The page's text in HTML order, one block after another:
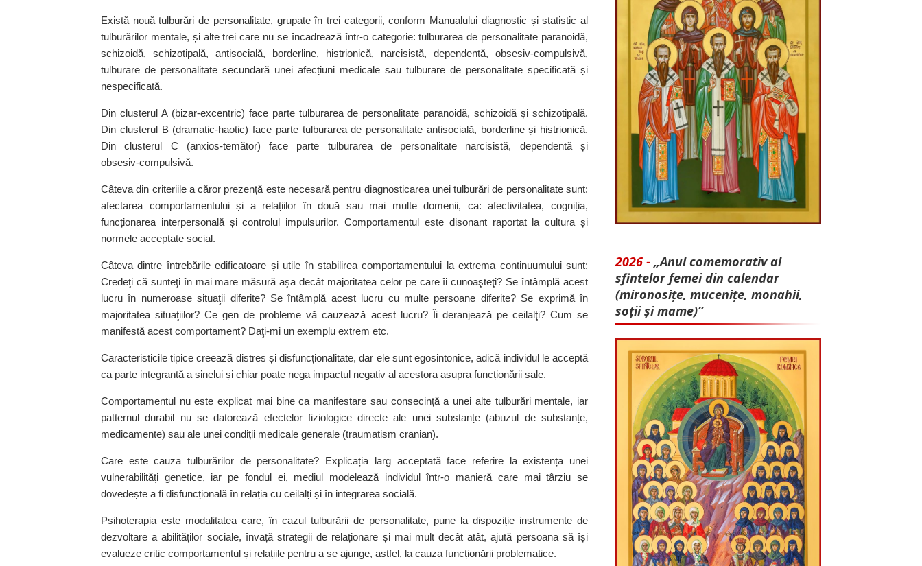
Există nouă tulburări de personalitate, grupate în trei categorii, conform Manualului diagnostic și statistic al
tulburărilor mentale, și alte trei care nu se încadrează într‑o categorie: tulburarea de personalitate paranoidă,
schizoidă, schizotipală, antisocială, borderline, histrionică, narcisistă, dependentă, obsesiv‑compulsivă,
tulburare de personalitate secundară unei afecțiuni medicale sau tulburare de personalitate specificată și
nespecificată.
Din clusterul A (bizar‑excentric) face parte tulburarea de personalitate paranoidă, schizoidă și schizotipală.
Din clusterul B (dramatic‑haotic) face parte tulburarea de personalitate antisocială, borderline și histrionică.
Din clusterul C (anxios‑temător) face parte tulburarea de personalitate narcisistă, dependentă și
obsesiv‑compulsivă.
Câteva din criteriile a căror prezență este necesară pentru diagnosticarea unei tulburări de personalitate sunt:
afectarea comportamentului și a relațiilor în două sau mai multe domenii, ca: afectivitatea, cogniția,
funcționarea interpersonală și controlul impulsurilor.Comportamentul este disonant raportat la cultura și
normele acceptate social.
Câteva dintre întrebările edificatoare și utile în stabilirea comportamentului la extrema continuumului sunt:
Credeţi că sunteţi în mai mare măsură aşa decât majoritatea celor pe care îi cunoaşteţi? Se întâmplă acest
lucru în numeroase situaţii diferite? Se întâmplă acest lucru cu multe persoane diferite? Se exprimă în
majoritatea situaţiilor? Ce gen de probleme vă cauzează acest lucru? Îi deranjează pe ceilalţi? Cum se
manifestă acest comportament? Daţi‑mi un exemplu extrem etc.
Caracteristicile tipice creează distres și disfuncționalitate, dar ele sunt egosintonice, adică individul le acceptă
ca parte integrantă a sinelui și chiar poate nega impactul negativ al acestora asupra funcționării sale.
Comportamentul nu este explicat mai bine ca manifestare sau consecință a unei alte tulburări mentale, iar
patternul durabil nu se datorează efectelor fiziologice directe ale unei substanțe (abuzul de substanțe,
medicamente) sau ale unei condiții medicale generale (traumatism cranian).
Care este cauza tulburărilor de personalitate? Explicația larg acceptată face referire la existența unei
vulnerabilități genetice, iar pe fondul ei, mediul modelează individul într‑o manieră care mai târziu se
dovedește a fi disfuncțională în relația cu ceilalți și în integrarea socială.
Psihoterapia este modalitatea care, în cazul tulburării de personalitate, pune la dispoziție instrumente de
dezvoltare a abilităților sociale, învață strategii de relaționare și mai mult decât atât, ajută persoana să își
evalueze critic comportamentul și relațiile pentru a se ajunge, astfel, la cauza funcționării problematice.
2026 - „Anul comemorativ al
sfintelor femei din calendar
(mironosițe, mu­cenițe, monahii,
soții și mame)”